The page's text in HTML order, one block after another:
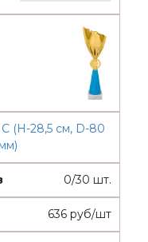
(H-28,5 см, D-80
мм)
0/30 шт.
636 руб/шт